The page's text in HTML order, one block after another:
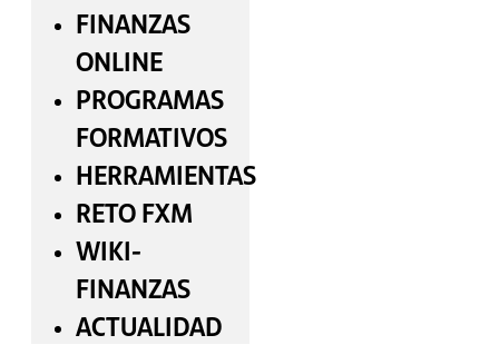
FINANZAS
ONLINE
PROGRAMAS
FORMATIVOS
HERRAMIENTAS
RETO FXM
WIKI-
FINANZAS
ACTUALIDAD